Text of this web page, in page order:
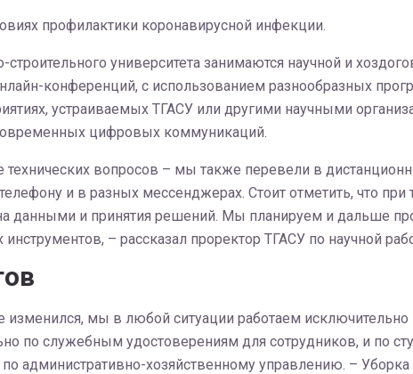
профилактики коронавирусной инфекции.
университета занимаются научной и
конференций, с использованием разнообразных
устраиваемых ТГАСУ или другими научными
цифровых коммуникаций.
технических вопросов – мы также перевели в
и в разных мессенджерах. Стоит отметить, что
данными и принятия решений. Мы планируем и дальше
– рассказал проректор ТГАСУ по научной
мы в любой ситуации работаем исключительно
по служебным удостоверениям для сотрудников, и по
по административно-хозяйственному управлению. –